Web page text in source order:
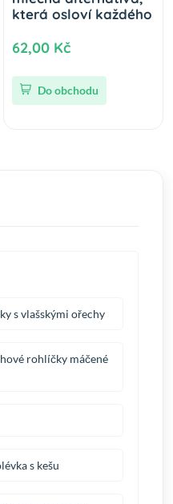
která osloví každého
62,00 Kč
Do obchodu
s vlašskými ořechy
rohlíčky máčené
s kešu